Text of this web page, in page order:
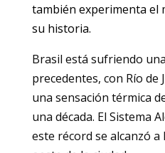
también experimenta el
su historia.
Brasil está sufriendo
precedentes, con Río
una sensación térmica
una década. El Sistema
este récord se alcanzó a